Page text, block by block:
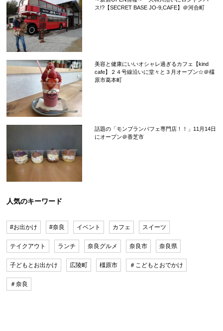
ス!?【SECRET BASE JO-9,CAFE】＠河合町
美容と健康にいいオシャレ過ぎるカフェ【kind
cafe】２４号線沿いに堂々と３月オープン☆＠橿
原市葛本町
話題の「モンブランパフェ専門店！！」11月14日
にオープン＠香芝市
人気のキーワード
#お出かけ #奈良 イベント カフェ スイーツ
テイクアウト ランチ 奈良グルメ 奈良市 奈良県
子どもとお出かけ 広陵町 橿原市 ＃こどもとおでかけ
＃奈良